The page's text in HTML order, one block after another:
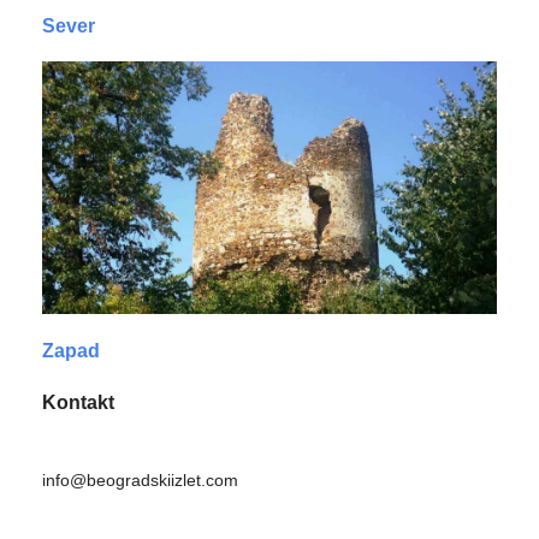
Sever
Zapad
Kontakt
info@beogradskiizlet.com